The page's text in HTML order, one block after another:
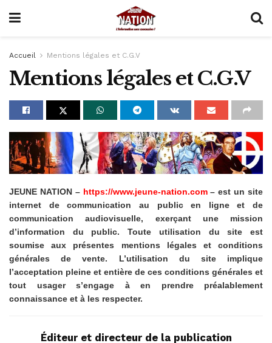
Accueil Mentions légales et C.G.V
Mentions légales et C.G.V
JEUNE NATION – https://www.jeune-nation.com– est un site
internet de communication au public en ligne et de
communication audiovisuelle, exerçant une mission
d’information du public. Toute utilisation du site est
soumise aux présentes mentions légales et conditions
générales de vente. L’utilisation du site implique
l’acceptation pleine et entière de ces conditions générales et
tout usager s’engage à en prendre préalablement
connaissance et à les respecter.
Éditeur et directeur de la publication